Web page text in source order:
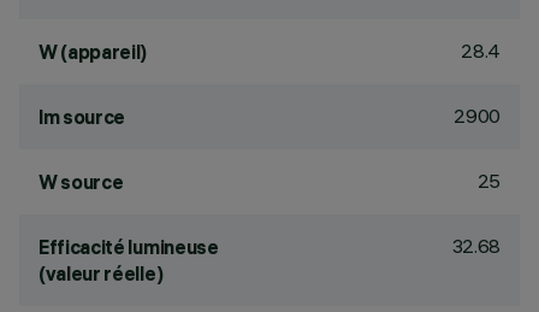
W (appareil) 28.4
lm source 2900
W source 25
Efficacité lumineuse
(valeur réelle)
32.68